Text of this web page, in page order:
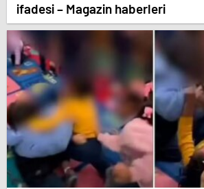
ifadesi – Magazin haberleri